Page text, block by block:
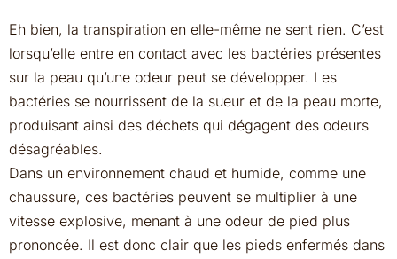
Eh bien, la transpiration en elle-même ne sent rien. C’est
lorsqu’elle entre en contact avec les bactéries présentes
sur la peau qu’une odeur peut se développer. Les
bactéries se nourrissent de la sueur et de la peau morte,
produisant ainsi des déchets qui dégagent des odeurs
désagréables.
Dans un environnement chaud et humide, comme une
chaussure, ces bactéries peuvent se multiplier à une
vitesse explosive, menant à une odeur de pied plus
prononcée. Il est donc clair que les pieds enfermés dans